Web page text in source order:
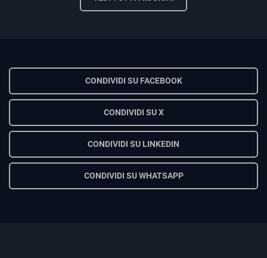
CONDIVIDI SU FACEBOOK
CONDIVIDI SU X
CONDIVIDI SU LINKEDIN
CONDIVIDI SU WHATSAPP